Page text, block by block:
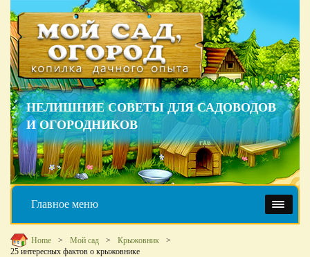
НЕЛИШНИЕ СОВЕТЫ ДЛЯ САДОВОДОВ
И ОГОРОДНИКОВ
Главное меню
Home Мой сад
Крыжовник
25 интересных фактов о крыжовнике